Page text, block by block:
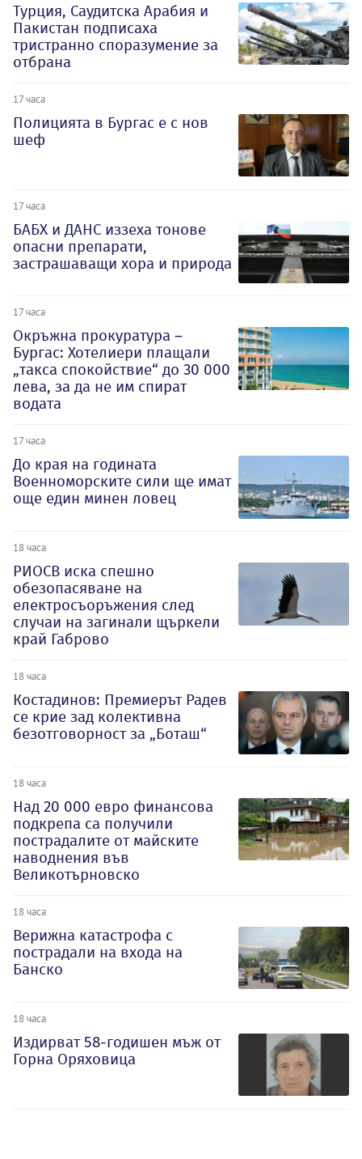
Турция, Саудитска Арабия и
Пакистан подписаха
тристранно споразумение за
отбрана
17 часа
Полицията в Бургас е с нов
шеф
17 часа
БАБХ и ДАНС иззеха тонове
опасни препарати,
застрашаващи хора и природа
17 часа
Окръжна прокуратура –
Бургас: Хотелиери плащали
„такса спокойствие“ до 30 000
лева, за да не им спират
водата
17 часа
До края на годината
Военноморските сили ще имат
още един минен ловец
18 часа
РИОСВ иска спешно
обезопасяване на
електросъоръжения след
случаи на загинали щъркели
край Габрово
18 часа
Костадинов: Премиерът Радев
се крие зад колективна
безотговорност за „Боташ“
18 часа
Над 20 000 евро финансова
подкрепа са получили
пострадалите от майските
наводнения във
Великотърновско
18 часа
Верижна катастрофа с
пострадали на входа на
Банско
18 часа
Издирват 58-годишен мъж от
Горна Оряховица